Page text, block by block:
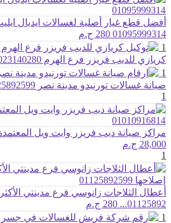
أفضل قطع غيار أصلية لغسالات ايديال
01095999314 280 ج.م
1
كريازي للديب فريزر فرع الهرم 01023140280
1
صيانة غسالات تورنيدو مدينة نصر 01125892599
1
مراكز صيانة ديب فريزر وايت ويل المعتمدة بالمعادي
28,000 ج.م
1
أعطال الثلاجات زانوسي فرع مدينتي
01125892...
280 ج.م
1